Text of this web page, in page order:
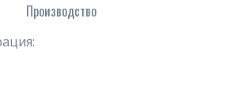
Производство